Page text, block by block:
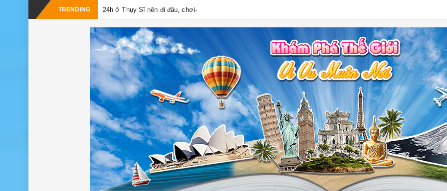
TRENDING 24h ở Thụy Sĩ nên đi đâu, chơi gì?